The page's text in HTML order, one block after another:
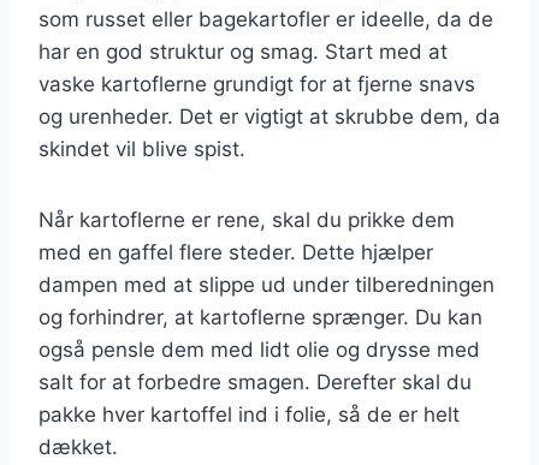
som russet eller bagekartofler er ideelle, da de
har en god struktur og smag. Start med at
vaske kartoflerne grundigt for at fjerne snavs
og urenheder. Det er vigtigt at skrubbe dem, da
skindet vil blive spist.
Når kartoflerne er rene, skal du prikke dem
med en gaffel flere steder. Dette hjælper
dampen med at slippe ud under tilberedningen
og forhindrer, at kartoflerne sprænger. Du kan
også pensle dem med lidt olie og drysse med
salt for at forbedre smagen. Derefter skal du
pakke hver kartoffel ind i folie, så de er helt
dækket.